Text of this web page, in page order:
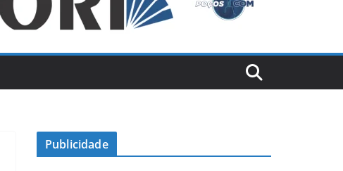
Publicidade